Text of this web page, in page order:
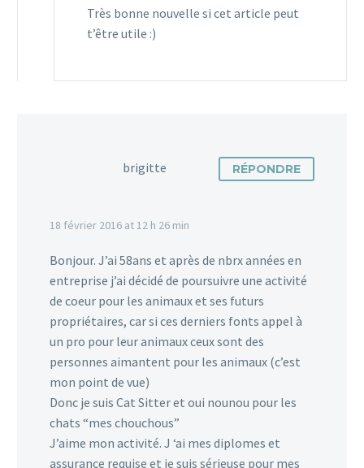
Très bonne nouvelle si cet article peut
t’être utile :)
brigitte
18 février 2016 at 12 h 26 min
RÉPONDRE
Bonjour. J’ai 58ans et après de nbrx années en
entreprise j’ai décidé de poursuivre une activité
de coeur pour les animaux et ses futurs
propriétaires, car si ces derniers fonts appel à
un pro pour leur animaux ceux sont des
personnes aimantent pour les animaux (c’est
mon point de vue)
Donc je suis Cat Sitter et oui nounou pour les
chats “mes chouchous”
J’aime mon activité. J ‘ai mes diplomes et
assurance requise et je suis sérieuse pour mes